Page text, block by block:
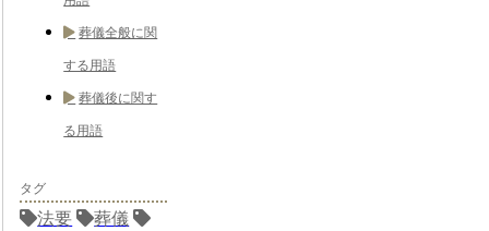
葬儀全般に関
する用語
葬儀後に関す
る用語
タグ
法要
葬儀